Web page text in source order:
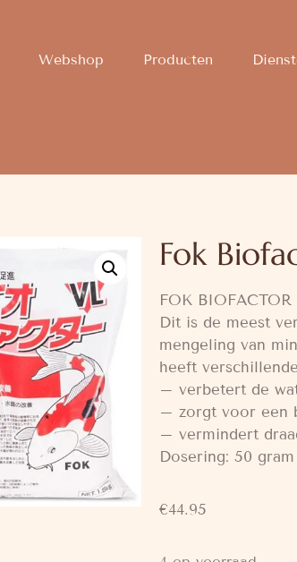
Webshop Producten
Fok
FOK BIOFACTOR
Dit is de meest
mengeling van
heeft
– verbetert de
– zorgt voor een
– vermindert
Dosering: 50
€44.95